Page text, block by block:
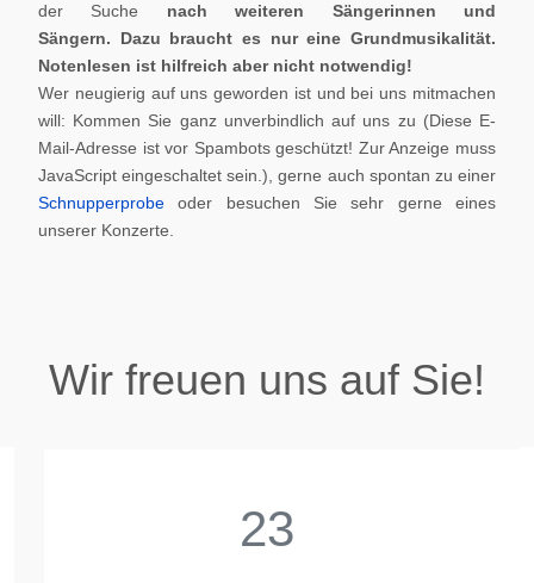
der Suche nach weiteren Sängerinnen und
Sängern. Dazu braucht es nur eine Grundmusikalität.
Notenlesen ist hilfreich aber nicht notwendig!
Wer neugierig auf uns geworden ist und bei uns mitmachen
will: Kommen Sie ganz unverbindlich auf uns zu (Diese E-
Mail-Adresse ist vor Spambots geschützt! Zur Anzeige muss
JavaScript eingeschaltet sein.), gerne auch spontan zu einer
Schnupperprobe oder besuchen Sie sehr gerne eines
unserer Konzerte.
Wir freuen uns auf Sie!
23